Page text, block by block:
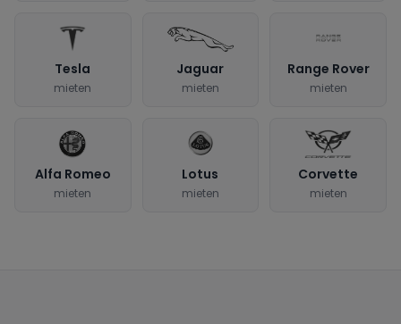
Tesla
mieten
Jaguar
mieten
Range Rover
mieten
Alfa Romeo
mieten
Lotus
mieten
Corvette
mieten